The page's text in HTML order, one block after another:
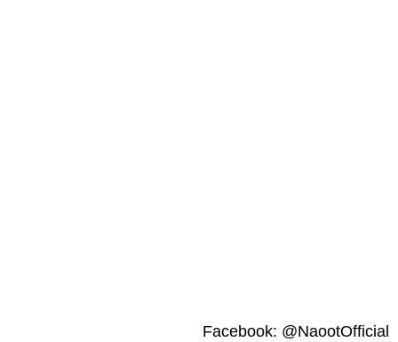
Facebook: @NaootOfficial